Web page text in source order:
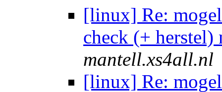
[linux] Re:
check (+ herstel)
mantell.xs4all.nl
[linux] Re: